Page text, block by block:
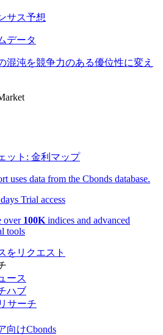
サス予想
データ
混沌を競争力のある優位性に変え
ット: 金利マップ
uses data from the Cbonds database.
Trial access
over 100K indices and advanced
tools
をリクエスト
ース
ハブ
サーチ
向けCbonds